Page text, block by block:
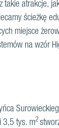
atrakcje,
ścieżkę
miejsce
na wzór
3,5 tys. m2